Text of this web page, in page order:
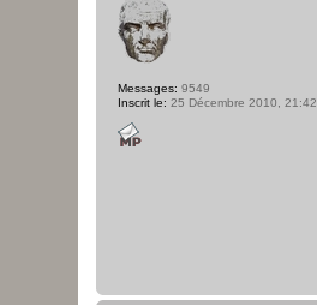
Messages: 9549
Inscrit le: 25 Décembre 2010, 21:42